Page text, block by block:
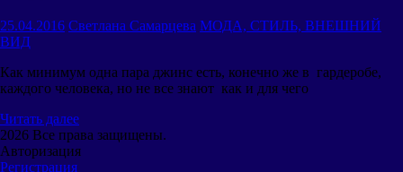
25.04.2016 Светлана Самарцева МОДА, СТИЛЬ, ВНЕШНИЙ
ВИД
Как минимум одна пара джинс есть, конечно же в гардеробе,
каждого человека, но не все знают как и для чего
Читать далее
2026 Все права защищены.
Авторизация
Регистрация